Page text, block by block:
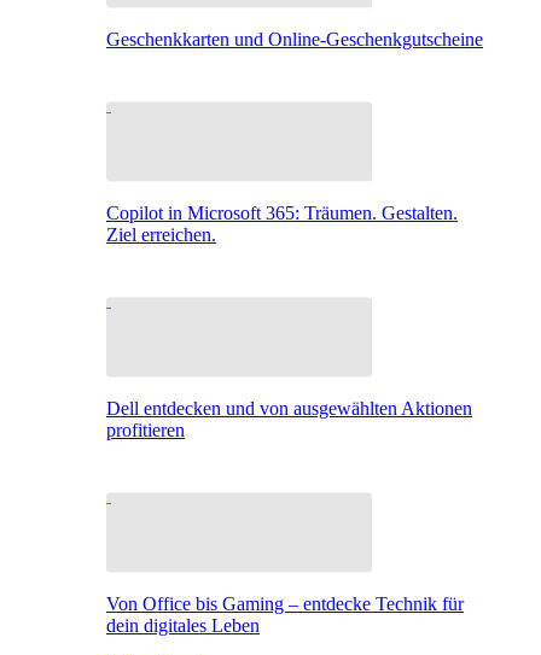
Geschenkkarten und Online-Geschenkgutscheine
Copilot in Microsoft 365: Träumen. Gestalten.
Ziel erreichen.
Dell entdecken und von ausgewählten Aktionen
profitieren
Von Office bis Gaming – entdecke Technik für
dein digitales Leben